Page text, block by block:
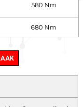
580 Nm
680 Nm